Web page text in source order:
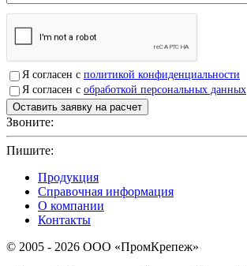
Я согласен с политикой конфиденциальности
Я согласен с обработкой персональных данных
Звоните:
Пишите:
Продукция
Справочная информация
О компании
Контакты
© 2005 - 2026 OOO «ПромКрепеж»